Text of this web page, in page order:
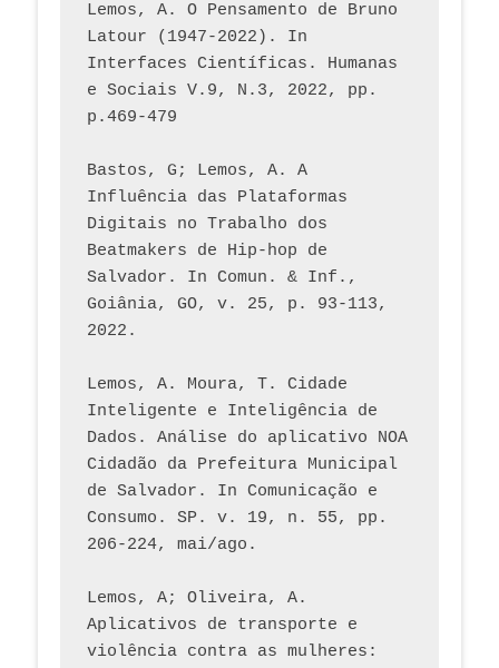
Lemos, A. O Pensamento de Bruno
Latour (1947-2022). In
Interfaces Científicas. Humanas
e Sociais V.9, N.3, 2022, pp.
p.469-479
Bastos, G; Lemos, A. A
Influência das Plataformas
Digitais no Trabalho dos
Beatmakers de Hip-hop de
Salvador. In Comun. & Inf.,
Goiânia, GO, v. 25, p. 93-113,
2022.
Lemos, A. Moura, T. Cidade
Inteligente e Inteligência de
Dados. Análise do aplicativo NOA
Cidadão da Prefeitura Municipal
de Salvador. In Comunicação e
Consumo. SP. v. 19, n. 55, pp.
206-224, mai/ago.
Lemos, A; Oliveira, A.
Aplicativos de transporte e
violência contra as mulheres: